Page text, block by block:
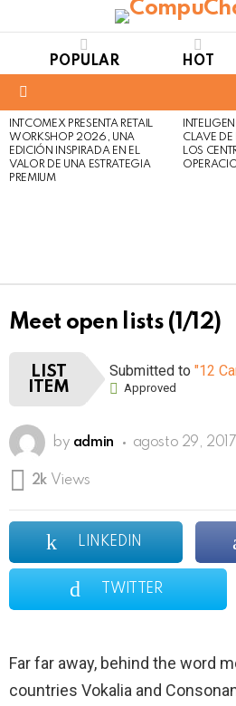
POPULAR HOT
LATEST
STORIES
INTCOMEX PRESENTA RETAIL
WORKSHOP 2026, UNA
EDICIÓN INSPIRADA EN EL
VALOR DE UNA ESTRATEGIA
PREMIUM
CLAVE DE
LOS
Meet open lists (1/12)
LIST
ITEM
Submitted to"12 Cartoons
Approved
by admin agosto 29,
2k Views
LINKEDIN
TWITTER
Far far away, behind the word
countries Vokalia and